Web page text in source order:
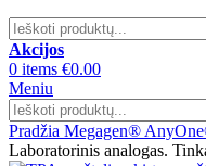
Akcijos
0 items €0.00
Meniu
Pradžia Megagen®
Laboratorinis analogas.